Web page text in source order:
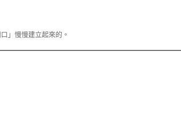
」慢慢建立起來的。